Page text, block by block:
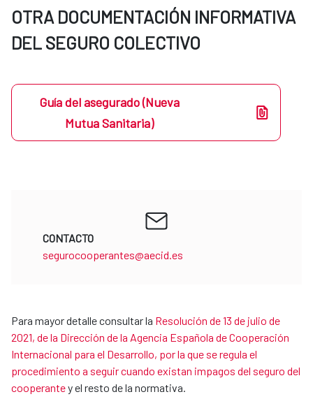
OTRA DOCUMENTACIÓN INFORMATIVA
DEL SEGURO COLECTIVO
Guía del asegurado (Nueva
Mutua Sanitaria)
CONTACTO
segurocooperantes@aecid.es
Para mayor detalle consultar la Resolución de 13 de julio de
2021, de la Dirección de la Agencia Española de Cooperación
Internacional para el Desarrollo, por la que se regula el
procedimiento a seguir cuando existan impagos del seguro del
cooperantey el resto de la normativa.